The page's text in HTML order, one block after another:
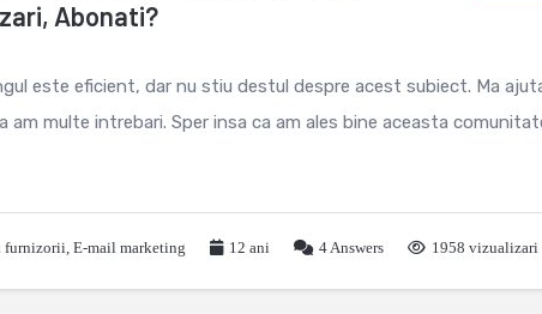
Abonati?
este eficient, dar nu stiu destul despre acest subiect. Ma
multe intrebari. Sper insa ca am ales bine aceasta
furnizorii, E-mail marketing 12 ani 4Answers 1958 vizualizari